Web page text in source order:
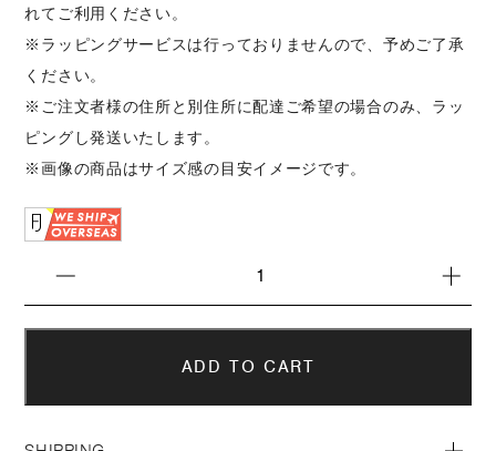
れてご利用ください。
※ラッピングサービスは行っておりませんので、予めご了承
ください。
※ご注文者様の住所と別住所に配達ご希望の場合のみ、ラッ
ピングし発送いたします。
※画像の商品はサイズ感の目安イメージです。